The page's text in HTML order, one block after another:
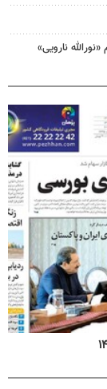
نارویی»